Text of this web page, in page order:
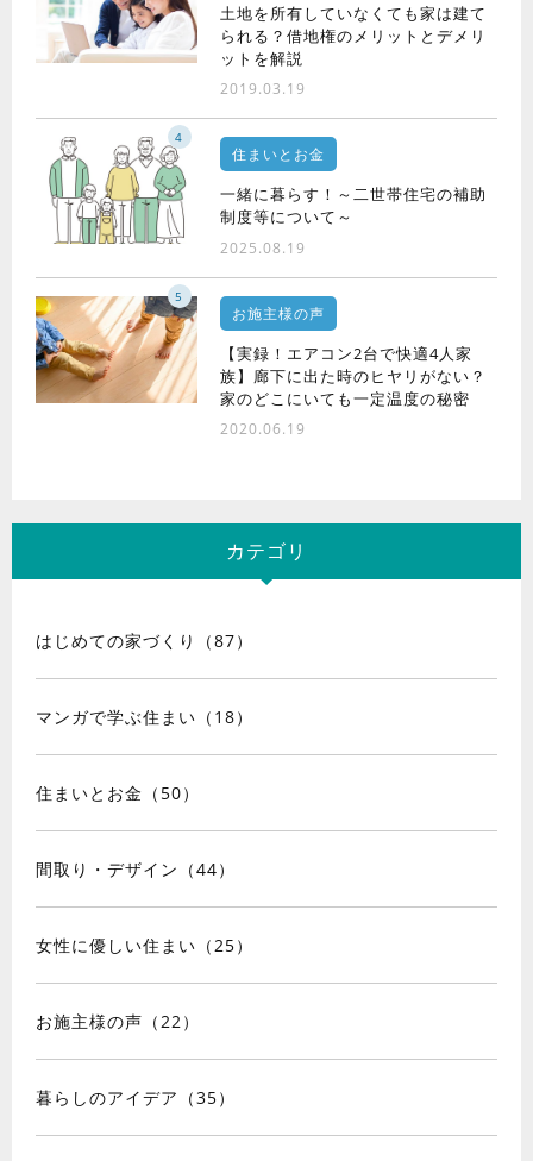
土地を所有していなくても家は建て
られる？借地権のメリットとデメリ
ットを解説
2019.03.19
4
住まいとお金
一緒に暮らす！～二世帯住宅の補助
制度等について～
2025.08.19
5
お施主様の声
【実録！エアコン2台で快適4人家
族】廊下に出た時のヒヤリがない？
家のどこにいても一定温度の秘密
2020.06.19
カテゴリ
はじめての家づくり（87）
マンガで学ぶ住まい（18）
住まいとお金（50）
間取り・デザイン（44）
女性に優しい住まい（25）
お施主様の声（22）
暮らしのアイデア（35）